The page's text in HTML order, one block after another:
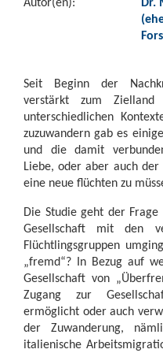
Seit Beginn der
verstärkt zum
unterschiedlichen
zuzuwandern gab es
und die damit
Liebe, oder aber auch
eine neue flüchten zu
Die Studie geht der
Gesellschaft mit den
Flüchtlingsgruppen
„fremd“? In Bezug auf
Gesellschaft von
Zugang zur
ermöglicht oder auch
der Zuwanderung,
italienische